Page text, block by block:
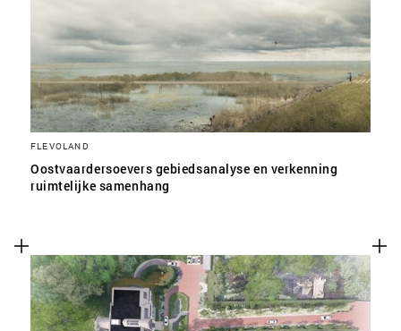
FLEVOLAND
Oostvaardersoevers gebiedsanalyse en verkenning
ruimtelijke samenhang
SLA VOORKEUREN OP